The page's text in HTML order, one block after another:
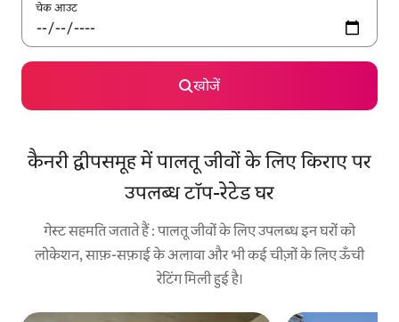
चेक आउट
खोजें
कैनरी द्वीपसमूह में पालतू जीवों के लिए किराए पर
उपलब्ध टॉप-रेटेड घर
गेस्ट सहमति जताते हैं : पालतू जीवों के लिए उपलब्ध इन घरों को
लोकेशन, साफ़-सफ़ाई के अलावा और भी कई चीज़ों के लिए ऊँची
रेटिंग मिली हुई है।